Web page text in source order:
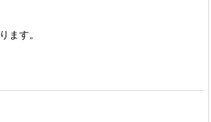
ます。